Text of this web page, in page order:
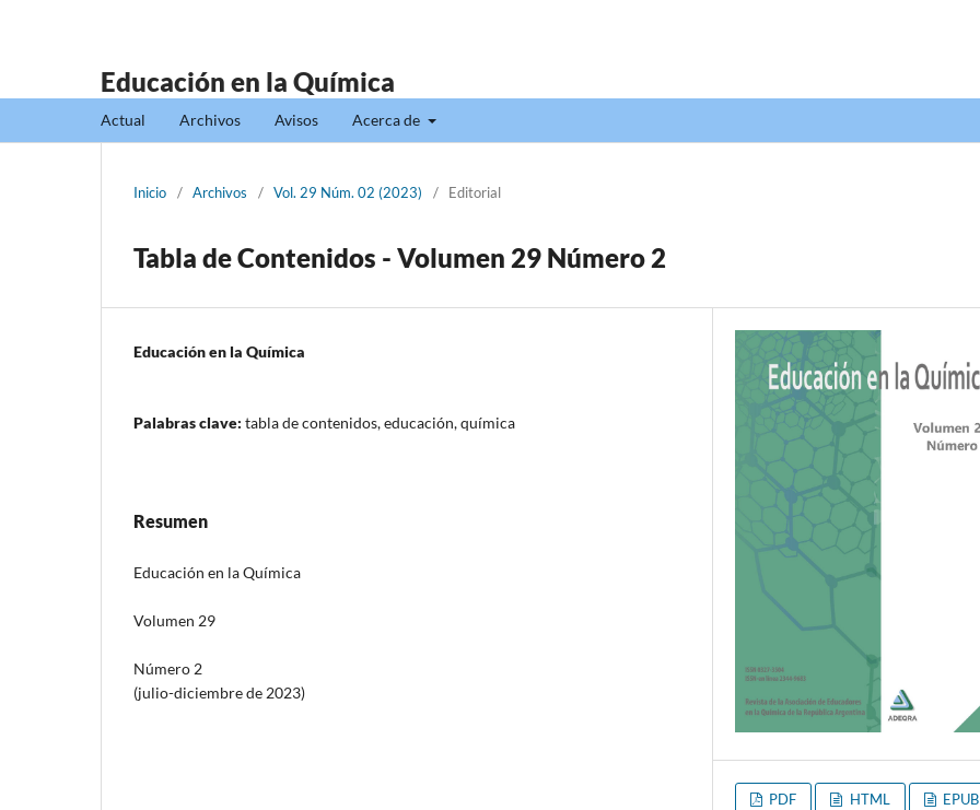
Educación en la Química
Actual Archivos Avisos Acerca de
Inicio / Archivos / Vol. 29 Núm. 02 (2023) / Editorial
Tabla de Contenidos - Volumen 29 Número 2
Educación en la Química
Palabras clave: tabla de contenidos, educación, química
Resumen
Educación en la Química
Volumen 29
Número 2
(julio-diciembre de 2023)
PDF HTML EPUB